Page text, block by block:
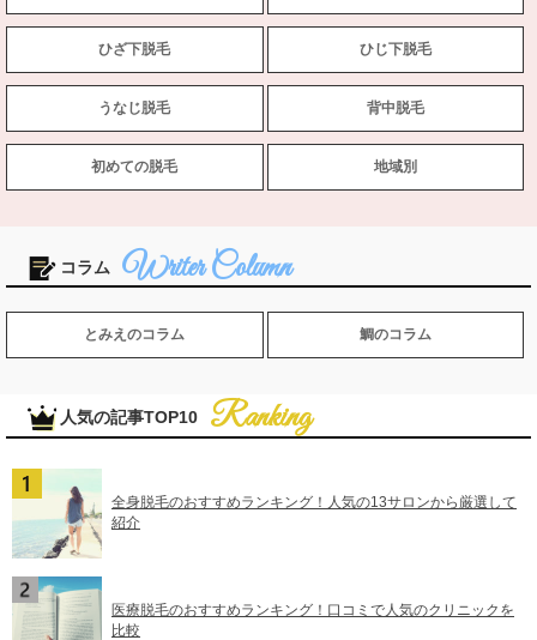
ひざ下脱毛 ひじ下脱毛
うなじ脱毛 背中脱毛
初めての脱毛 地域別
コラム
とみえのコラム 鯛のコラム
人気の記事TOP10
全身脱毛のおすすめランキング！人気の13サロンから厳選して
紹介
医療脱毛のおすすめランキング！口コミで人気のクリニックを
比較